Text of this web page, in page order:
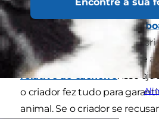
apenas o obtém através de
responsável. A RSPCA tem
sobre o que procurar num
ao criador que estabeleça e
relativo ao cachorro. Isso
o criador fez tudo para
animal. Se o criador se